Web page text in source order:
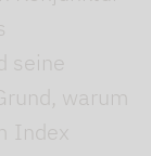
seine
warum
Index